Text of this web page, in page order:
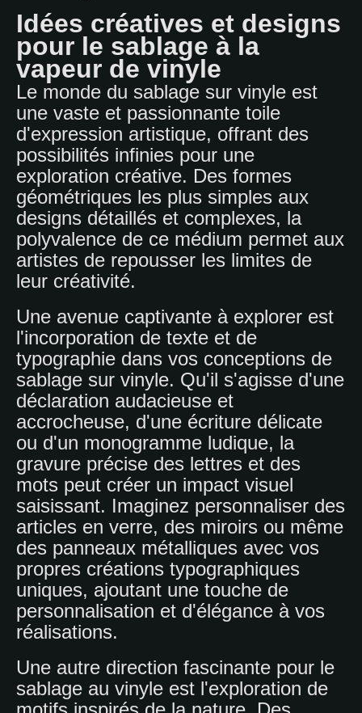
Idées créatives et designs
pour le sablage à la
vapeur de vinyle
Le monde du sablage sur vinyle est
une vaste et passionnante toile
d'expression artistique, offrant des
possibilités infinies pour une
exploration créative. Des formes
géométriques les plus simples aux
designs détaillés et complexes, la
polyvalence de ce médium permet aux
artistes de repousser les limites de
leur créativité.
Une avenue captivante à explorer est
l'incorporation de texte et de
typographie dans vos conceptions de
sablage sur vinyle. Qu'il s'agisse d'une
déclaration audacieuse et
accrocheuse, d'une écriture délicate
ou d'un monogramme ludique, la
gravure précise des lettres et des
mots peut créer un impact visuel
saisissant. Imaginez personnaliser des
articles en verre, des miroirs ou même
des panneaux métalliques avec vos
propres créations typographiques
uniques, ajoutant une touche de
personnalisation et d'élégance à vos
réalisations.
Une autre direction fascinante pour le
sablage au vinyle est l'exploration de